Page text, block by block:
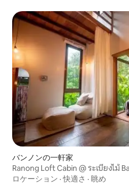
バンノンの一軒家
Ranong Loft Cabin @ ระเบียงไม้
ロケーション ·快適さ · 眺め